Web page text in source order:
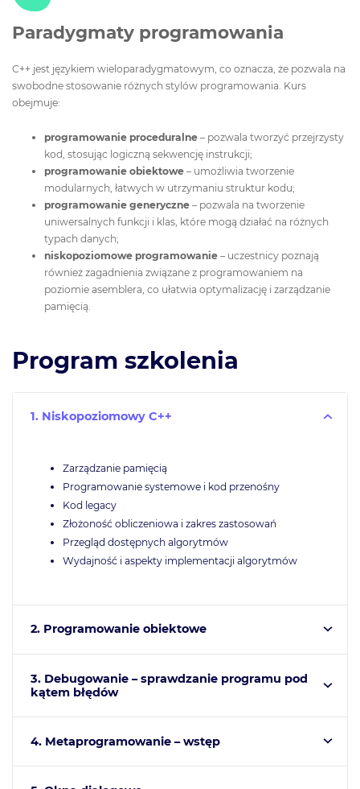
Paradygmaty programowania
C++ jest językiem wieloparadygmatowym, co oznacza, że pozwala na
swobodne stosowanie różnych stylów programowania. Kurs
obejmuje:
programowanie proceduralne – pozwala tworzyć przejrzysty
kod, stosując logiczną sekwencję instrukcji;
programowanie obiektowe – umożliwia tworzenie
modularnych, łatwych w utrzymaniu struktur kodu;
programowanie generyczne – pozwala na tworzenie
uniwersalnych funkcji i klas, które mogą działać na różnych
typach danych;
niskopoziomowe programowanie – uczestnicy poznają
również zagadnienia związane z programowaniem na
poziomie asemblera, co ułatwia optymalizację i zarządzanie
pamięcią.
Program szkolenia
1. Niskopoziomowy C++
Zarządzanie pamięcią
Programowanie systemowe i kod przenośny
Kod legacy
Złożoność obliczeniowa i zakres zastosowań
Przegląd dostępnych algorytmów
Wydajność i aspekty implementacji algorytmów
2. Programowanie obiektowe
3. Debugowanie – sprawdzanie programu pod
kątem błędów
4. Metaprogramowanie – wstęp